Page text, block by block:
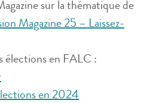
sur la thématique de
Magazine 25 – Laissez-
élections en FALC :
en 2024